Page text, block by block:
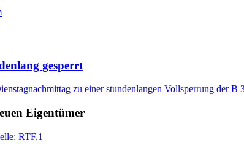
gesperrt
zu einer stundenlangen Vollsperrung der B
Eigentümer